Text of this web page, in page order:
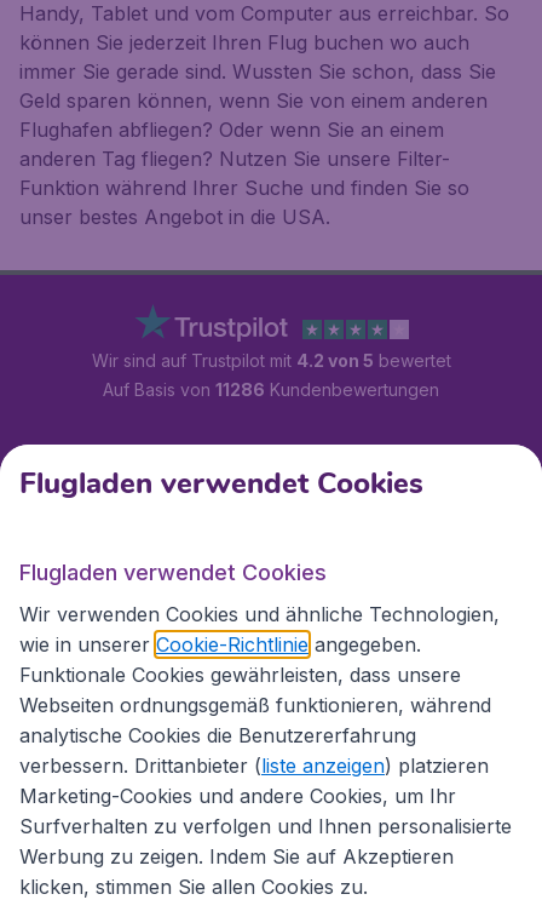
Handy, Tablet und vom Computer aus erreichbar. So
können Sie jederzeit Ihren Flug buchen wo auch
immer Sie gerade sind. Wussten Sie schon, dass Sie
Geld sparen können, wenn Sie von einem anderen
Flughafen abfliegen? Oder wenn Sie an einem
anderen Tag fliegen? Nutzen Sie unsere Filter-
Funktion während Ihrer Suche und finden Sie so
unser bestes Angebot in die USA.
Wir sind auf Trustpilot mit 4.2 von 5 bewertet
Auf Basis von 11286 Kundenbewertungen
Kundenservice
Flugladen.at
Internationale Webseiten
Flugladen verwendet Cookies
Flugladen verwendet Cookies
Wir verwenden Cookies und ähnliche Technologien,
wie in unserer Cookie-Richtlinie angegeben.
Funktionale Cookies gewährleisten, dass unsere
Webseiten ordnungsgemäß funktionieren, während
analytische Cookies die Benutzererfahrung
verbessern. Drittanbieter (liste anzeigen) platzieren
Marketing-Cookies und andere Cookies, um Ihr
Surfverhalten zu verfolgen und Ihnen personalisierte
Werbung zu zeigen. Indem Sie auf Akzeptieren
klicken, stimmen Sie allen Cookies zu.